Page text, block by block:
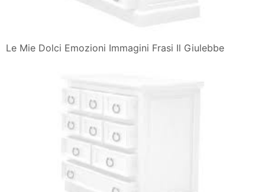
Le Mie Dolci Emozioni Immagini Frasi Il Giulebbe